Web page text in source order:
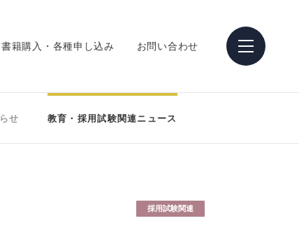
書籍購入・各種申し込み お問い合わせ
せ 教育・採用試験関連ニュース
採用試験関連